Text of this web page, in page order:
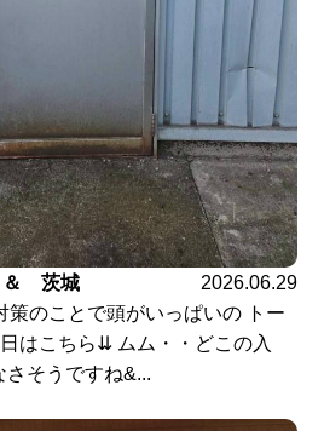
茨城
2026.06.29
策のことで頭がいっぱいの トー
はこちら⇊ ムム・・どこの入
さそうですね&...